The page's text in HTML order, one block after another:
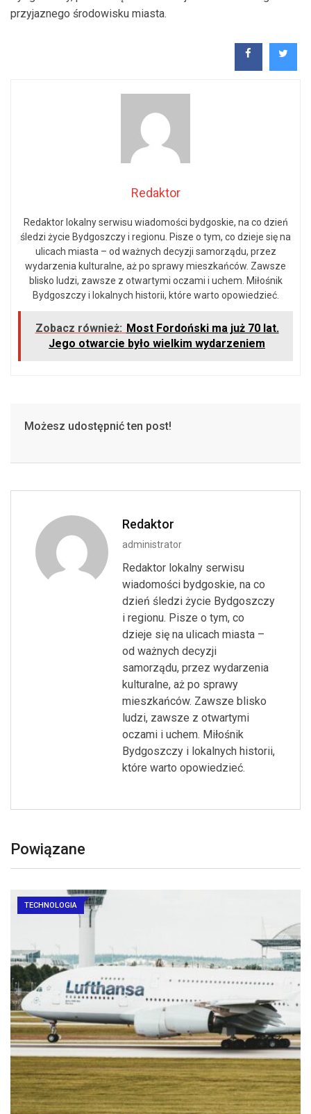
przyjaznego środowisku miasta.
Redaktor
Redaktor lokalny serwisu wiadomości bydgoskie, na co dzień
śledzi życie Bydgoszczy i regionu. Pisze o tym, co dzieje się na
ulicach miasta – od ważnych decyzji samorządu, przez
wydarzenia kulturalne, aż po sprawy mieszkańców. Zawsze
blisko ludzi, zawsze z otwartymi oczami i uchem. Miłośnik
Bydgoszczy i lokalnych historii, które warto opowiedzieć.
Zobacz również: Most Fordoński ma już 70 lat.
Jego otwarcie było wielkim wydarzeniem
Możesz udostępnić ten post!
Redaktor
administrator
Redaktor lokalny serwisu
wiadomości bydgoskie, na co
dzień śledzi życie Bydgoszczy
i regionu. Pisze o tym, co
dzieje się na ulicach miasta –
od ważnych decyzji
samorządu, przez wydarzenia
kulturalne, aż po sprawy
mieszkańców. Zawsze blisko
ludzi, zawsze z otwartymi
oczami i uchem. Miłośnik
Bydgoszczy i lokalnych historii,
które warto opowiedzieć.
Powiązane
TECHNOLOGIA